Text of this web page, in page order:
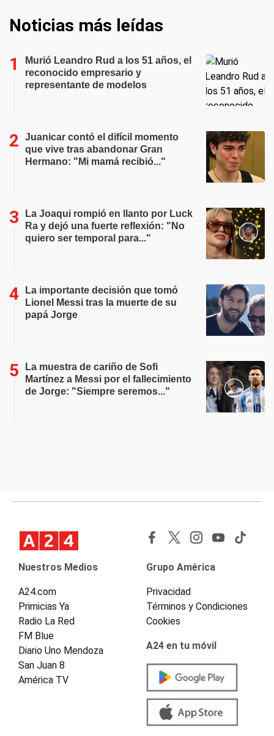
Noticias más leídas
Murió Leandro Rud a los 51 años, el
reconocido empresario y
representante de modelos
Juanicar contó el difícil momento
que vive tras abandonar Gran
Hermano: "Mi mamá recibió..."
La Joaqui rompió en llanto por Luck
Ra y dejó una fuerte reflexión: "No
quiero ser temporal para..."
La importante decisión que tomó
Lionel Messi tras la muerte de su
papá Jorge
La muestra de cariño de Sofi
Martínez a Messi por el fallecimiento
de Jorge: "Siempre seremos..."
Nuestros Medios
A24.com
Primicias Ya
Radio La Red
FM Blue
Diario Uno Mendoza
San Juan 8
América TV
Grupo América
Privacidad
Términos y Condiciones
Cookies
A24 en tu móvil